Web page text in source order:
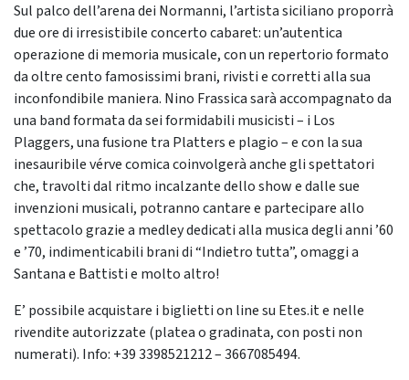
Sul palco dell’arena dei Normanni, l’artista siciliano proporrà
due ore di irresistibile concerto cabaret: un’autentica
operazione di memoria musicale, con un repertorio formato
da oltre cento famosissimi brani, rivisti e corretti alla sua
inconfondibile maniera. Nino Frassica sarà accompagnato da
una band formata da sei formidabili musicisti – i Los
Plaggers, una fusione tra Platters e plagio – e con la sua
inesauribile vérve comica coinvolgerà anche gli spettatori
che, travolti dal ritmo incalzante dello show e dalle sue
invenzioni musicali, potranno cantare e partecipare allo
spettacolo grazie a medley dedicati alla musica degli anni ’60
e ’70, indimenticabili brani di “Indietro tutta”, omaggi a
Santana e Battisti e molto altro!
E’ possibile acquistare i biglietti on line su Etes.it e nelle
rivendite autorizzate (platea o gradinata, con posti non
numerati). Info: +39 3398521212 – 3667085494.